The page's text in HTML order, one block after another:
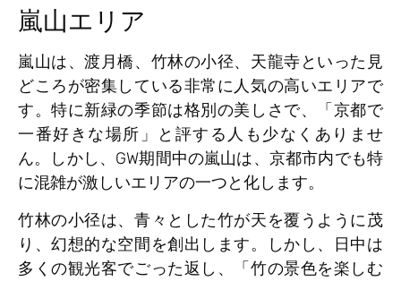
嵐山エリア
嵐山は、渡月橋、竹林の小径、天龍寺といった見
どころが密集している非常に人気の高いエリアで
す。特に新緑の季節は格別の美しさで、「京都で
一番好きな場所」と評する人も少なくありませ
ん。しかし、GW期間中の嵐山は、京都市内でも特
に混雑が激しいエリアの一つと化します。
竹林の小径は、青々とした竹が天を覆うように茂
り、幻想的な空間を創出します。しかし、日中は
多くの観光客でごった返し、「竹の景色を楽しむ